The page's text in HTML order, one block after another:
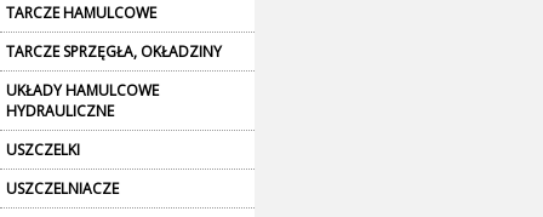
TARCZE HAMULCOWE
TARCZE SPRZĘGŁA, OKŁADZINY
UKŁADY HAMULCOWE
HYDRAULICZNE
USZCZELKI
USZCZELNIACZE